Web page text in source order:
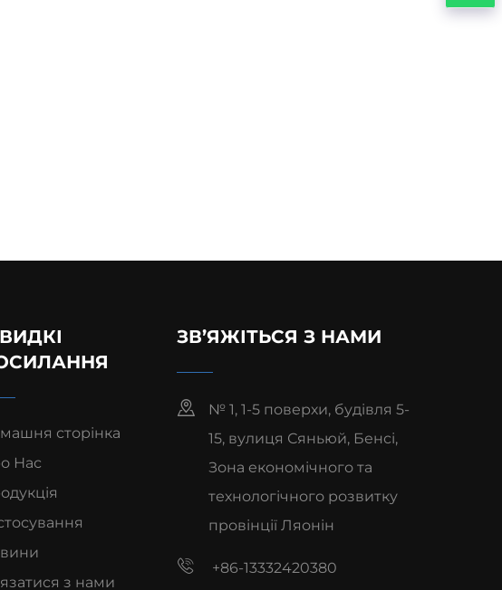
сторінка
Нас
з нами
ЗВ’ЯЖІТЬСЯ З НАМИ
№ 1, 1-5 поверхи, будівля 5-
15, вулиця Сяньюй, Бенсі,
Зона економічного та
технологічного розвитку
провінції Ляонін
+86-13332420380